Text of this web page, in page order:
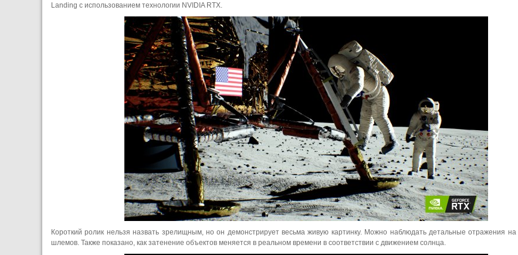
Landing с использованием технологии NVIDIA RTX.
Короткий ролик нельзя назвать зрелищным, но он демонстрирует весьма живую картинку. Можно наблюдать детальные отражения на
шлемов. Также показано, как затенение объектов меняется в реальном времени в соответствии с движением солнца.